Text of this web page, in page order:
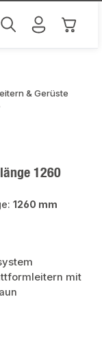
& Gerüste
1260
1260 mm